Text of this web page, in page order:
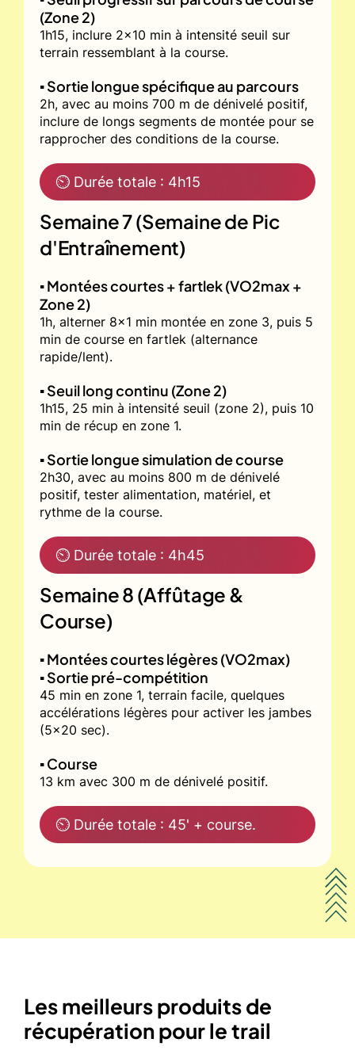
(Zone 2)
1h15, inclure 2x10 min à intensité seuil sur
terrain ressemblant à la course.
▪️ Sortie longue spécifique au parcours
2h, avec au moins 700 m de dénivelé positif,
inclure de longs segments de montée pour se
rapprocher des conditions de la course.
⏲ Durée totale : 4h15
Semaine 7 (Semaine de Pic
d'Entraînement)
▪️ Montées courtes + fartlek (VO2max +
Zone 2)
1h, alterner 8x1 min montée en zone 3, puis 5
min de course en fartlek (alternance
rapide/lent).
▪️ Seuil long continu (Zone 2)
1h15, 25 min à intensité seuil (zone 2), puis 10
min de récup en zone 1.
▪️ Sortie longue simulation de course
2h30, avec au moins 800 m de dénivelé
positif, tester alimentation, matériel, et
rythme de la course.
⏲ Durée totale : 4h45
Semaine 8 (Affûtage &
Course)
▪️ Montées courtes légères (VO2max)
▪️ Sortie pré-compétition
45 min en zone 1, terrain facile, quelques
accélérations légères pour activer les jambes
(5x20 sec).
▪️ Course
13 km avec 300 m de dénivelé positif.
⏲ Durée totale : 45' + course.
Les meilleurs produits de
récupération pour le trail